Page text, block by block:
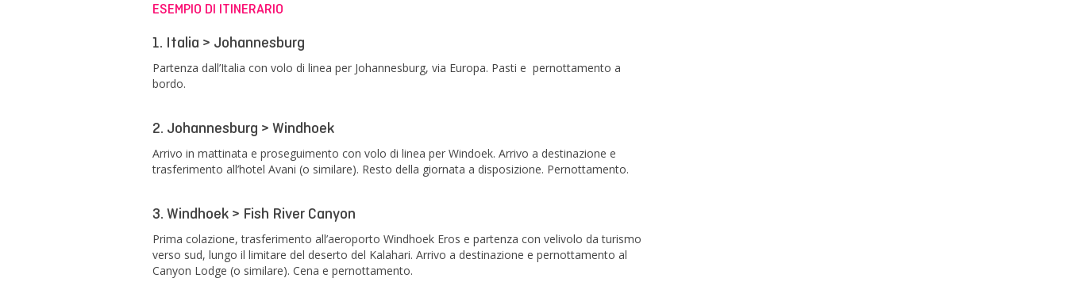
ESEMPIO DI ITINERARIO
1. Italia > Johannesburg
Partenza dall’Italia con volo di linea per Johannesburg, via Europa. Pasti e pernottamento a
bordo.
2. Johannesburg > Windhoek
Arrivo in mattinata e proseguimento con volo di linea per Windoek. Arrivo a destinazione e
trasferimento all’hotel Avani (o similare). Resto della giornata a disposizione. Pernottamento.
3. Windhoek > Fish River Canyon
Prima colazione, trasferimento all’aeroporto Windhoek Eros e partenza con velivolo da turismo
verso sud, lungo il limitare del deserto del Kalahari. Arrivo a destinazione e pernottamento al
Canyon Lodge (o similare). Cena e pernottamento.